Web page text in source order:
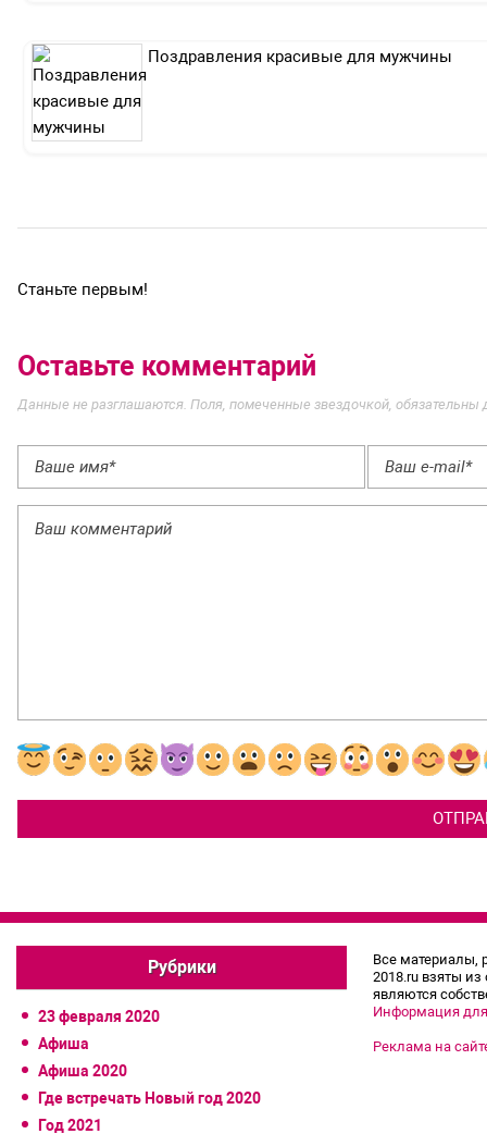
Поздравления красивые для мужчины
Станьте первым!
Оставьте комментарий
Данные не разглашаются. Поля, помеченные звездочкой, обязательны
Рубрики
23 февраля 2020
Афиша
Афиша 2020
Где встречать Новый год 2020
Год 2021
Все материалы,
2018.ru взяты
являются
Информация
Реклама на